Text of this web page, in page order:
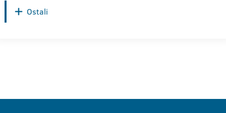
Ostali